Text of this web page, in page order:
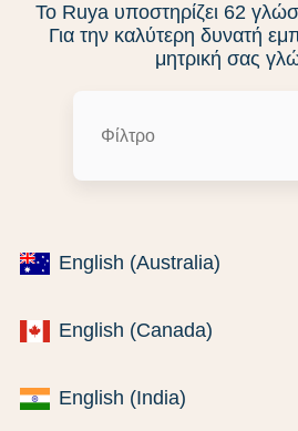
Το Ruya υποστηρίζει 62
Για την καλύτερη δυνατή
μητρική σας
English (Australia)
English (Canada)
English (India)